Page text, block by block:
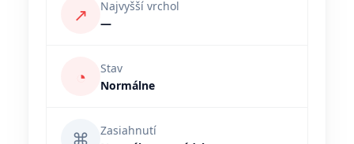
↗
Najvyšší vrchol
—
◔
Stav
Normálne
⌘
Zasiahnutí